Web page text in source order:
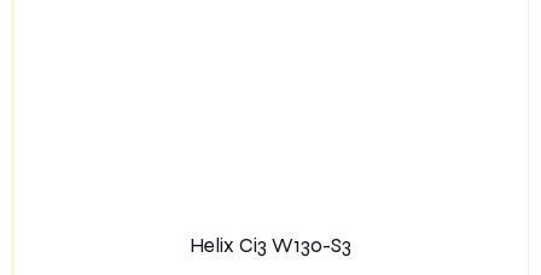
Helix Ci3 W130-S3